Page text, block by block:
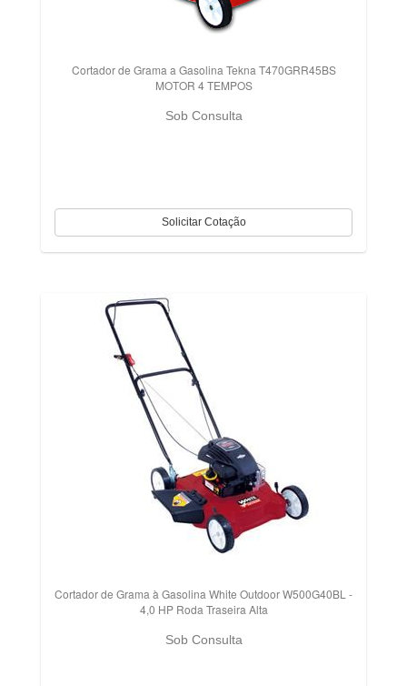
Cortador de Grama a Gasolina Tekna T470GRR45BS
MOTOR 4 TEMPOS
Sob Consulta
Cortador de Grama à Gasolina White Outdoor W500G40BL -
4,0 HP Roda Traseira Alta
Sob Consulta